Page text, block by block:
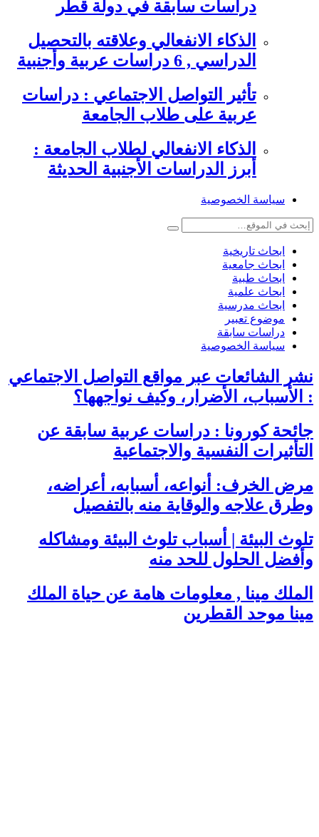
دراسات سابقة في دولة قطر
الذكاء الانفعالي وعلاقته بالتحصيل
الدراسي , 6 دراسات عربية وأجنبية
تأثير التواصل الاجتماعي : دراسات
عربية على طلاب الجامعة
الذكاء الانفعالي لطلاب الجامعة :
أبرز الدراسات الأجنبية الحديثة
سياسة الخصوصية
ابحاث تاريخية
ابحاث جامعية
ابحاث طبية
ابحاث علمية
ابحاث مدرسية
موضوع تعبير
دراسات سابقة
سياسة الخصوصية
نشر الشائعات عبر مواقع التواصل الاجتماعي
: الأسباب، الأضرار، وكيف نواجهها؟
جائحة كورونا : دراسات عربية سابقة عن
التأثيرات النفسية والاجتماعية
مرض الخرف: أنواعه، أسبابه، أعراضه،
وطرق علاجه والوقاية منه بالتفصيل
تلوث البيئة | أسباب تلوث البيئة ومشاكله
وأفضل الحلول للحد منه
الملك مينا , معلومات هامة عن حياة الملك
مينا موحد القطرين